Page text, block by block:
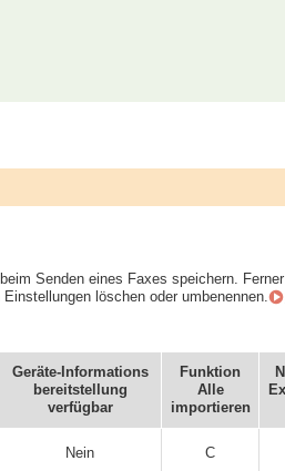
Senden eines Faxes speichern.
löschen oder umbenennen.
Geräte-Informations
bereitstellung
verfügbar
Funktion
Alle
importieren
Nein C